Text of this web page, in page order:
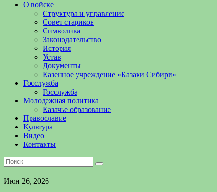
О войске
Структура и управление
Совет стариков
Символика
Законодательство
История
Устав
Документы
Казенное учреждение «Казаки Сибири»
Госслужба
Госслужба
Молодежная политика
Казачье образование
Православие
Культура
Видео
Контакты
Июн 26, 2026